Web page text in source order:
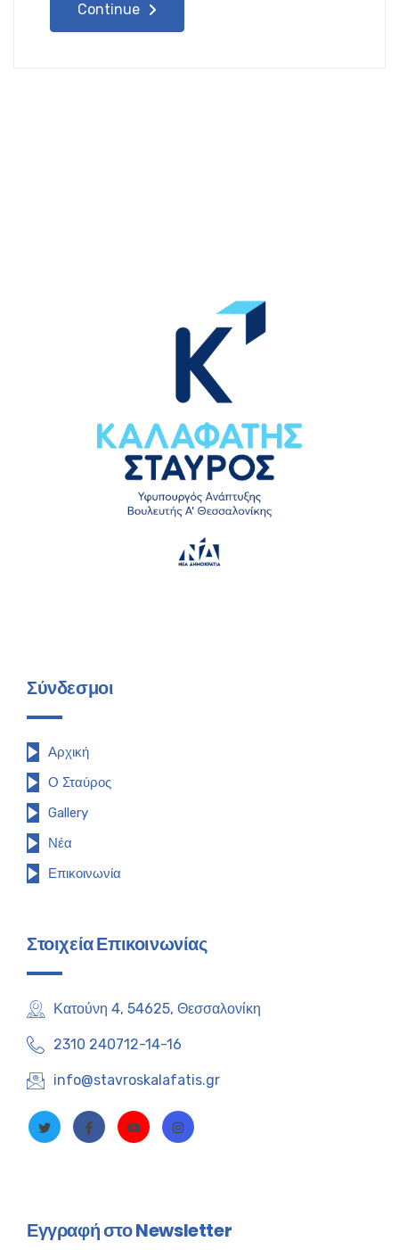
Continue
Σύνδεσμοι
Αρχική
Ο Σταύρος
Gallery
Νέα
Επικοινωνία
Στοιχεία Επικοινωνίας
Κατούνη 4, 54625, Θεσσαλονίκη
2310 240712-14-16
info@stavroskalafatis.gr
Εγγραφή στο Newsletter